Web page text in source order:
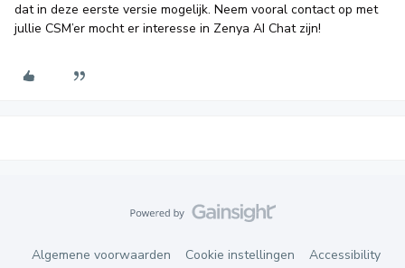
dat in deze eerste versie mogelijk. Neem vooral contact op met
jullie CSM’er mocht er interesse in Zenya AI Chat zijn!
Algemene voorwaarden Cookie instellingen
Accessibility